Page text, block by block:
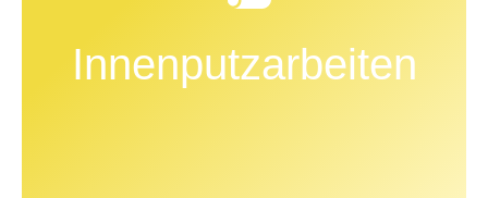
Innenputzarbeiten
mit Gipsputz, Kalkputz, Lehmputz, Silikonputz oder
Aussparungen für Anschlüsse sowie Fenster und
Türen sind dabei selbstverständlich. Wir beraten Sie
auch zu Wandbelägen für ein optimales Raumklima.